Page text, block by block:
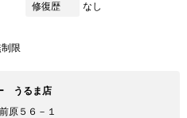
修復歴
なし
限
うるま店
原５６－１